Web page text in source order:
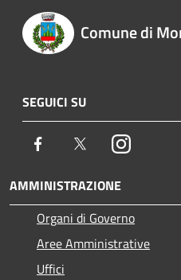
Comune di
SEGUICI SU
Facebook TwitterInstagram
AMMINISTRAZIONE
Organi di Governo
Aree Amministrative
Uffici